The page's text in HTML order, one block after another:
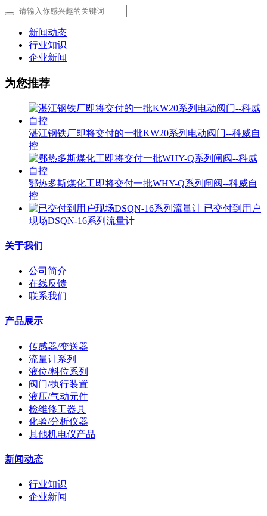
新闻动态
行业知识
企业新闻
为您推荐
湛江钢铁厂即将交付的一批KW20系列电动阀门--科威自
控
鄂热多斯煤化工即将交付一批WHY-Q系列闸阀--科威自
控
已交付到用户
现场DSQN-16系列流量计
关于我们
公司简介
在线反馈
联系我们
产品展示
传感器/变送器
流量计系列
液位/料位系列
阀门/执行装置
液压/气动元件
检维修工器具
化验/分析仪器
其他机电仪产品
新闻动态
行业知识
企业新闻